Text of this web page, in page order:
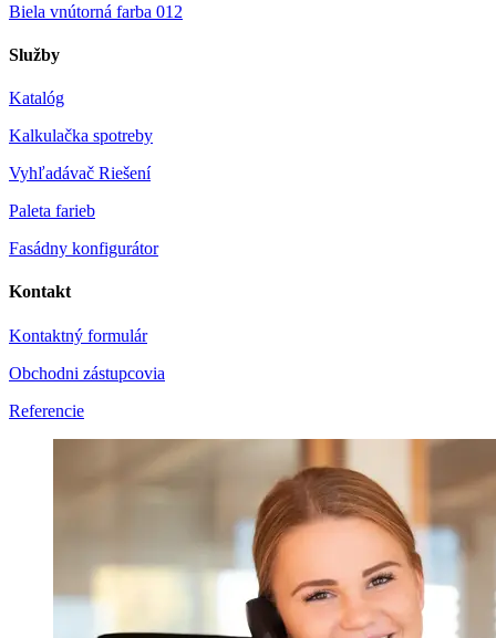
Biela vnútorná farba 012
Služby
Katalóg
Kalkulačka spotreby
Vyhľadávač Riešení
Paleta farieb
Fasádny konfigurátor
Kontakt
Kontaktný formulár
Obchodni zástupcovia
Referencie